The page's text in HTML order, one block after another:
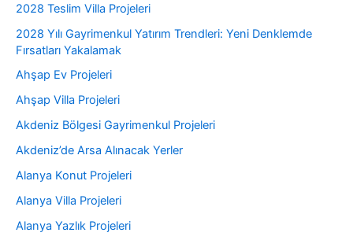
2028 Teslim Villa Projeleri
2028 Yılı Gayrimenkul Yatırım Trendleri: Yeni Denklemde
Fırsatları Yakalamak
Ahşap Ev Projeleri
Ahşap Villa Projeleri
Akdeniz Bölgesi Gayrimenkul Projeleri
Akdeniz’de Arsa Alınacak Yerler
Alanya Konut Projeleri
Alanya Villa Projeleri
Alanya Yazlık Projeleri